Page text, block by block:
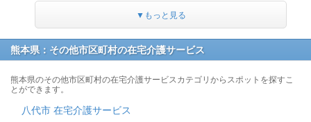
▼もっと見る
熊本県：その他市区町村の在宅介護サービス
熊本県のその他市区町村の在宅介護サービスカテゴリからスポットを探すこ
とができます。
八代市 在宅介護サービス